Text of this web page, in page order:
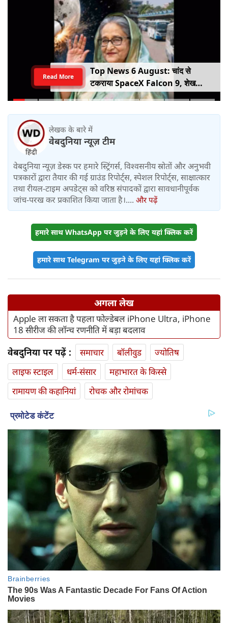
Top News 6 August: चांद से
टकराया SpaceX Falcon 9, शेख
हसीना की घर वापसी का ऐलान, MP में बस
Read More
लेखक के बारे में
वेबदुनिया न्यूज़ टीम
वेबदुनिया न्यूज़ डेस्क पर हमारे स्ट्रिंगर्स, विश्वसनीय स्रोतों और अनुभवी
पत्रकारों द्वारा तैयार की गई ग्राउंड रिपोर्ट्स, स्पेशल रिपोर्ट्स, साक्षात्कार
तथा रीयल-टाइम अपडेट्स को वरिष्ठ संपादकों द्वारा सावधानीपूर्वक
जांच-परख कर प्रकाशित किया जाता है।.... और पढ़ें
हमारे साथ WhatsApp पर जुड़ने के लिए यहां क्लिक करें
हमारे साथ Telegram पर जुड़ने के लिए यहां क्लिक करें
अगला लेख
Apple ला सकता है पहला फोल्डेबल iPhone Ultra, iPhone
18 सीरीज की लॉन्च रणनीति में बड़ा बदलाव
वेबदुनिया पर पढ़ें : समाचार बॉलीवुड
ज्योतिष
लाइफ स्‍टाइल
धर्म-संसार
महाभारत के किस्से
रामायण की कहानियां
रोचक और रोमांचक